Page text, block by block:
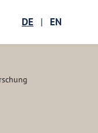
DE | EN